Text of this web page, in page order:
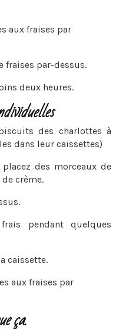
fraises par-dessus.
deux heures.
des charlottes à
dans leur caissettes)
des morceaux de
crème.
pendant quelques
caissette.
ça.